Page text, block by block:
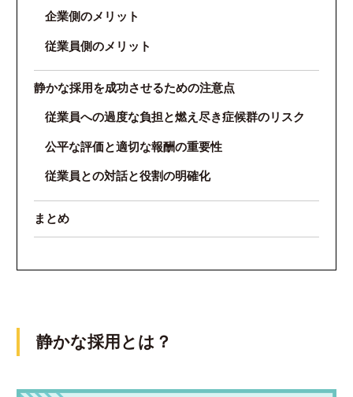
企業側のメリット
従業員側のメリット
静かな採用を成功させるための注意点
従業員への過度な負担と燃え尽き症候群のリスク
公平な評価と適切な報酬の重要性
従業員との対話と役割の明確化
まとめ
静かな採用とは？